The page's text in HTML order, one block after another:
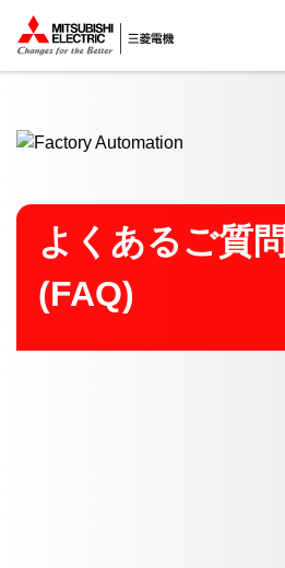
ここから本文
よくあるご質問
(FAQ)